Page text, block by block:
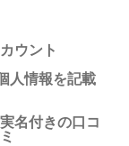
ウント
人情報を記載
実名付きの口コ
ミ